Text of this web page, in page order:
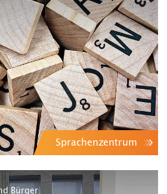
Sprachenzentrum
Bürger